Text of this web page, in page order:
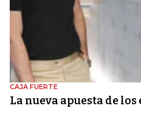
CAJA FUERTE
La nueva apuesta de